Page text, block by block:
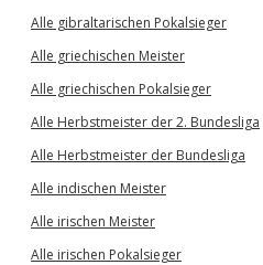
Alle gibraltarischen Pokalsieger
Alle griechischen Meister
Alle griechischen Pokalsieger
Alle Herbstmeister der 2. Bundesliga
Alle Herbstmeister der Bundesliga
Alle indischen Meister
Alle irischen Meister
Alle irischen Pokalsieger